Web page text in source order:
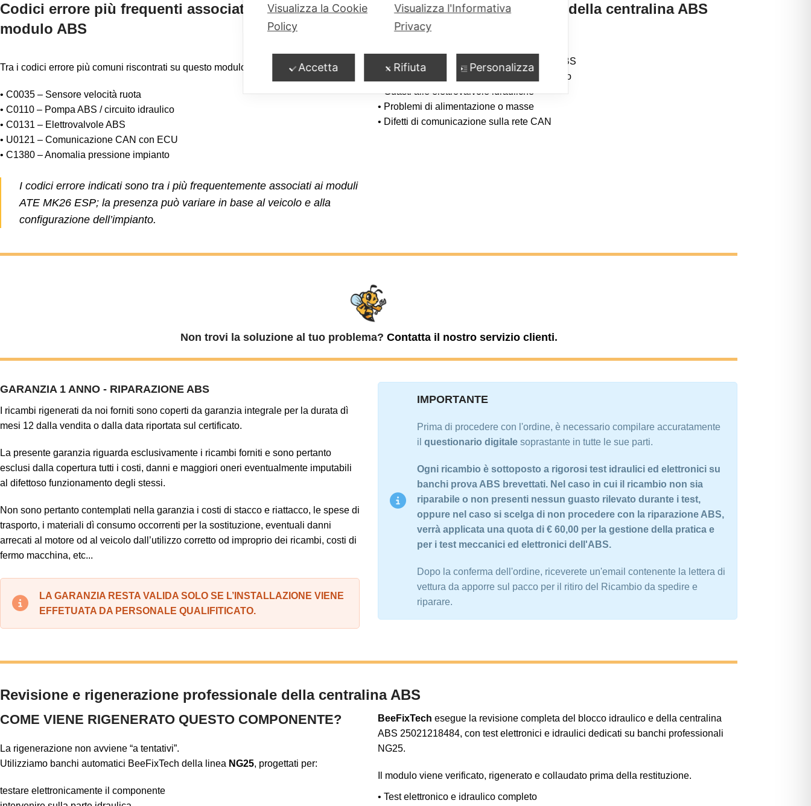
Codici errore più frequenti associati a questo
modulo ABS
Tra i codici errore più comuni riscontrati su questo modulo ABS troviamo:
• C0035 – Sensore velocità ruota
• C0110 – Pompa ABS / circuito idraulico
• C0131 – Elettrovalvole ABS
• U0121 – Comunicazione CAN con ECU
• C1380 – Anomalia pressione impianto
I codici errore indicati sono tra i più frequentemente associati ai moduli
ATE MK26 ESP; la presenza può variare in base al veicolo e alla
configurazione dell’impianto.
Cause frequenti del guasto della centralina ABS
25021218484
• Usura o bloccaggio del motorino pompa ABS
• Infiltrazioni di umidità nel modulo elettronico
• Guasti alle elettrovalvole idrauliche
• Problemi di alimentazione o masse
• Difetti di comunicazione sulla rete CAN
Non trovi la soluzione al tuo problema? Contatta il nostro servizio clienti.
GARANZIA 1 ANNO - RIPARAZIONE ABS
I ricambi rigenerati da noi forniti sono coperti da garanzia integrale per la durata dì
mesi 12 dalla vendita o dalla data riportata sul certificato.
La presente garanzia riguarda esclusivamente i ricambi forniti e sono pertanto
esclusi dalla copertura tutti i costi, danni e maggiori oneri eventualmente imputabili
al difettoso funzionamento degli stessi.
Non sono pertanto contemplati nella garanzia i costi di stacco e riattacco, le spese di
trasporto, i materiali dì consumo occorrenti per la sostituzione, eventuali danni
arrecati al motore od al veicolo dall’utilizzo corretto od improprio dei ricambi, costi di
fermo macchina, etc...
LA GARANZIA RESTA VALIDA SOLO SE L’INSTALLAZIONE VIENE
EFFETUATA DA PERSONALE QUALIFITICATO.
IMPORTANTE
Prima di procedere con l'ordine, è necessario compilare accuratamente
il questionario digitale soprastante in tutte le sue parti.
Ogni ricambio è sottoposto a rigorosi test idraulici ed elettronici su
banchi prova ABS brevettati. Nel caso in cui il ricambio non sia
riparabile o non presenti nessun guasto rilevato durante i test,
oppure nel caso si scelga di non procedere con la riparazione ABS,
verrà applicata una quota di € 60,00 per la gestione della pratica e
per i test meccanici ed elettronici dell'ABS.
Dopo la conferma dell'ordine, riceverete un'email contenente la lettera di
vettura da apporre sul pacco per il ritiro del Ricambio da spedire e
riparare.
Revisione e rigenerazione professionale della centralina ABS
COME VIENE RIGENERATO QUESTO COMPONENTE?
La rigenerazione non avviene “a tentativi”.
Utilizziamo banchi automatici BeeFixTech della linea NG25, progettati per:
testare elettronicamente il componente
BeeFixTech esegue la revisione completa del blocco idraulico e della centralina
ABS 25021218484, con test elettronici e idraulici dedicati su banchi professionali
NG25.
Il modulo viene verificato, rigenerato e collaudato prima della restituzione.
• Test elettronico e idraulico completo
Visualizza la Cookie
Policy
Visualizza l'Informativa
Privacy
Accetta Rifiuta Personalizza